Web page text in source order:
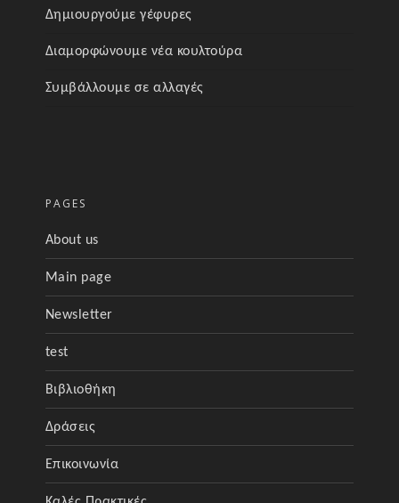
Δημιουργούμε γέφυρες
Διαμορφώνουμε νέα κουλτούρα
Συμβάλλουμε σε αλλαγές
PAGES
About us
Main page
Newsletter
test
Βιβλιοθήκη
Δράσεις
Επικοινωνία